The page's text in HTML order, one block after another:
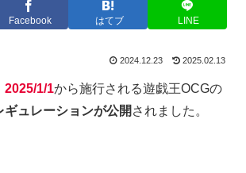
Facebook はてブ LINE
2024.12.23 2025.02.13
2025/1/1から施行される遊戯王OCGの
ギュレーションが公開 されました。